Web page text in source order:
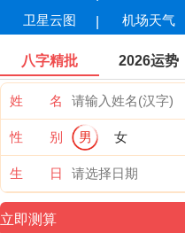
卫星云图
机场天气
八字精批 2026运势
姓 名
性 别 男 女
生 日